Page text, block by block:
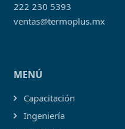
222 230 5393
ventas@termoplus.mx
MENÚ
Capacitación
Ingeniería